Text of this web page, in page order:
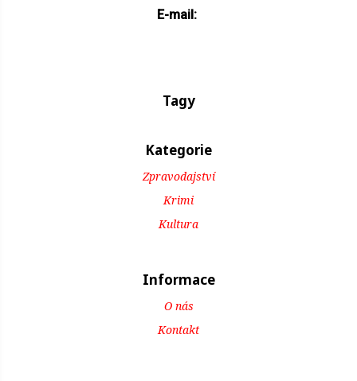
E-mail:
Tagy
Kategorie
Zpravodajství
Krimi
Kultura
Informace
O nás
Kontakt